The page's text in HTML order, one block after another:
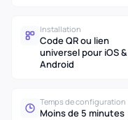
Installation
Code QR ou lien
universel pour iOS &
Android
Temps de configuration
Moins de 5 minutes